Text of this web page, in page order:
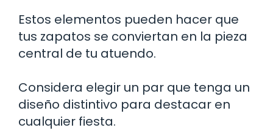
Estos elementos pueden hacer que
tus zapatos se conviertan en la pieza
central de tu atuendo.
Considera elegir un par que tenga un
diseño distintivo para destacar en
cualquier fiesta.